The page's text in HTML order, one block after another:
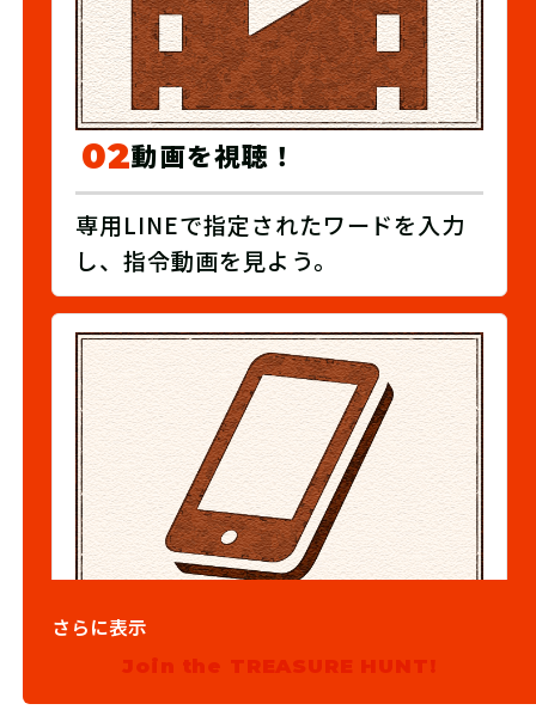
02動画を視聴！
専用LINEで指定されたワードを入力
し、指令動画を見よう。
03手がかりを入手！
「スタートキーワード」、次に「クエ
さらに表示
Join the TREASURE HUNT!